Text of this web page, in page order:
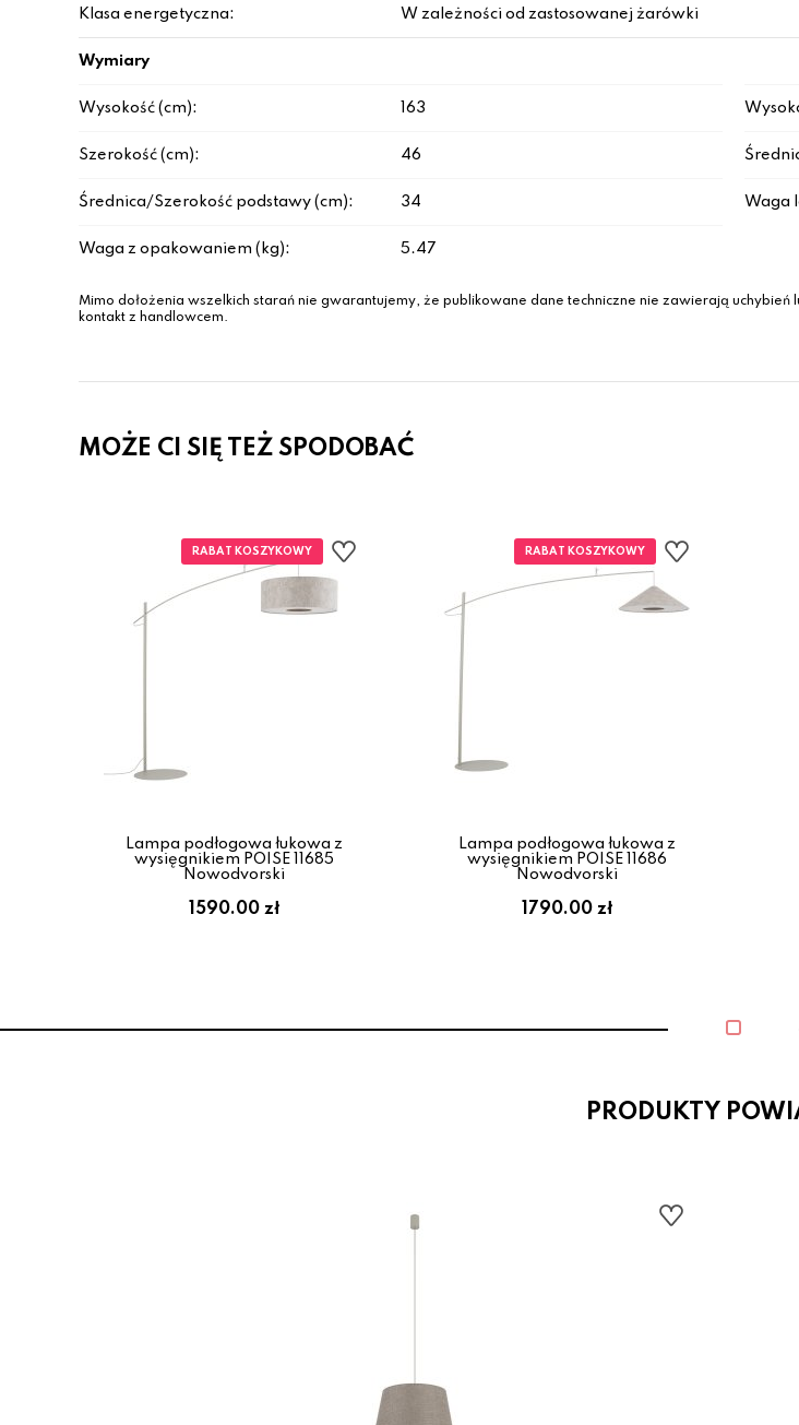
Klasa energetyczna: W zależności od zastosowanej żarówki
Wymiary
Wysokość (cm): 163
Szerokość (cm): 46
Średnica/Szerokość podstawy (cm): 34 Waga
Waga z opakowaniem (kg): 5.47
Mimo dołożenia wszelkich starań nie gwarantujemy, że publikowane dane techniczne nie zawierają
kontakt z handlowcem.
MOŻE CI SIĘ TEŻ SPODOBAĆ
Lampa podłogowa łukowa z
wysięgnikiem POISE 11685
Nowodvorski
1590.00 zł
Lampa podłogowa łukowa z
wysięgnikiem POISE 11686
Nowodvorski
1790.00 zł
PRODUKTY